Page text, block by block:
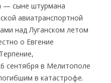
— сыне штурмана
авиатранспортной
над Луганском летом
о Евгение
сентября в Мелитополе
в катастрофе.